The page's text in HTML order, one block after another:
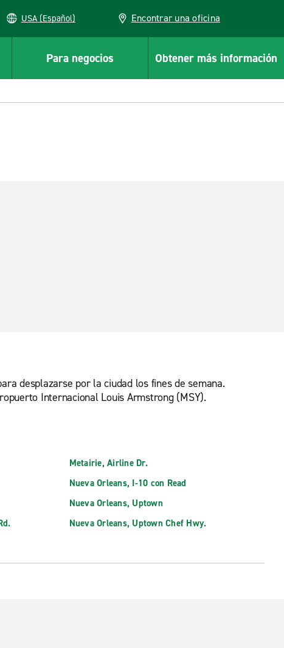
USA (Español) Encontrar una oficina
Para negocios Obtener más información
desplazarse por la ciudad los fines de semana.
Internacional Louis Armstrong (MSY).
Metairie, Airline Dr.
Nueva Orleans, I-10 con Read
Nueva Orleans, Uptown
Nueva Orleans, Uptown Chef Hwy.